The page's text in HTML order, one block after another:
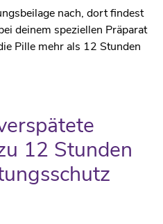
nach, dort findest
deinem speziellen Präparat
Pille mehr als 12 Stunden
12 Stunden